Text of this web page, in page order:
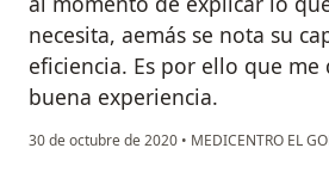
necesita, aemás se nota su
eficiencia. Es por ello que
buena experiencia.
30 de octubre de 2020 • MEDICENTRO EL